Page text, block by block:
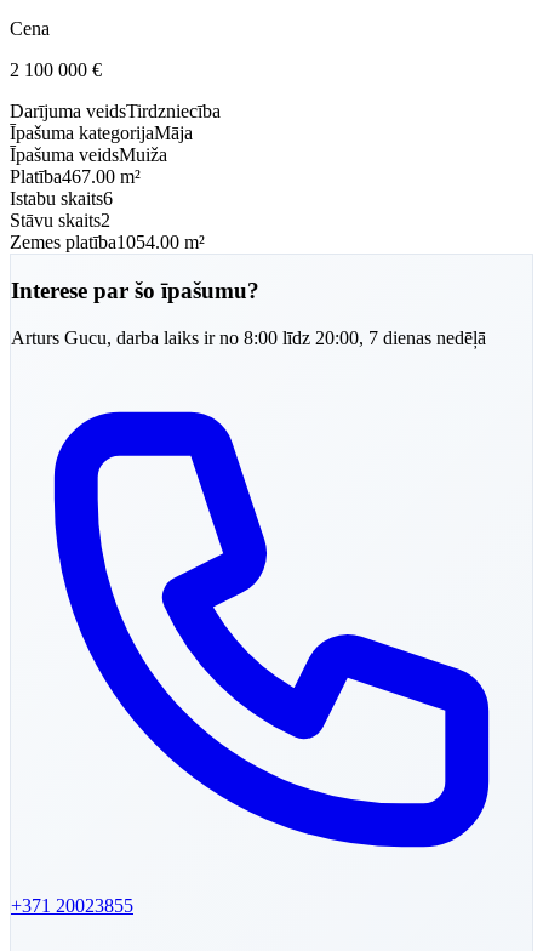
Cena
2 100 000 €
Darījuma veidsTirdzniecība
Īpašuma kategorijaMāja
Īpašuma veidsMuiža
Platība467.00 m²
Istabu skaits6
Stāvu skaits2
Zemes platība1054.00 m²
Interese par šo īpašumu?
Arturs Gucu, darba laiks ir no 8:00 līdz 20:00, 7 dienas nedēļā
+371 20023855